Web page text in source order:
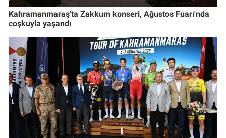
Kahramanmaraş'ta Zakkum konseri, Ağustos Fuarı'nda
coşkuyla yaşandı